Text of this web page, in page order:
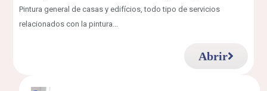
Pintura general de casas y edifícios, todo tipo de servicios
relacionados con la pintura...
Abrir